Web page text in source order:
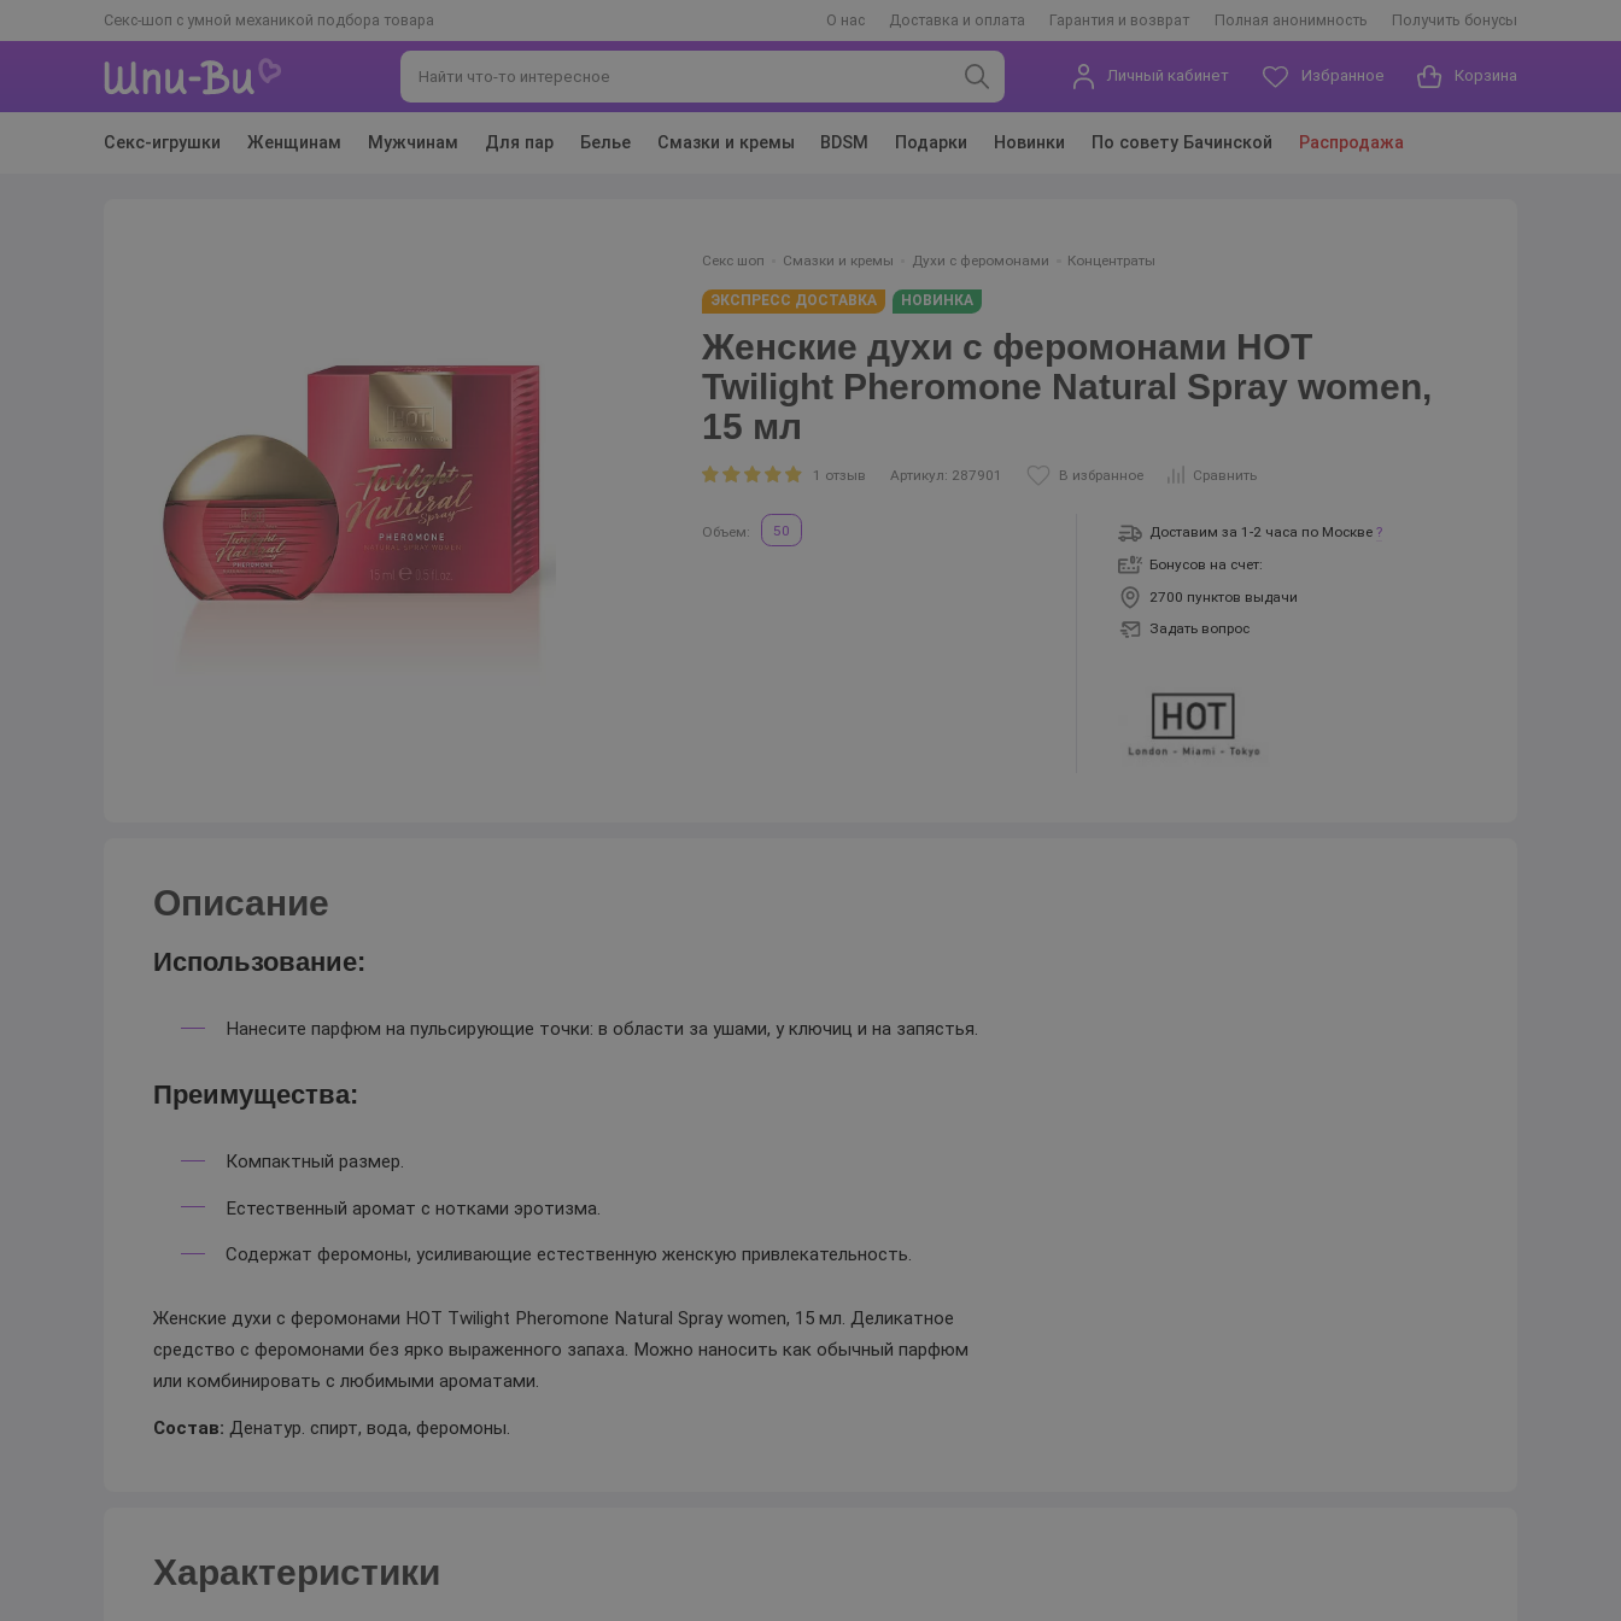
Секс-шоп с умной механикой подбора товара О нас Доставка и оплата Гарантия и возврат Полная анонимность Получить бонусы
Личный кабинет Избранное Корзина
Секс-игрушки Женщинам Мужчинам Для пар Белье Смазки и кремы BDSM Подарки Новинки По совету Бачинской Распродажа
Секс шоп Смазки и кремы Духи с феромонами Концентраты
ЭКСПРЕСС ДОСТАВКА НОВИНКА
Женские духи с феромонами HOT
Twilight Pheromone Natural Spray women,
15 мл
1 отзыв Артикул: 287901 В избранное Сравнить
Объем: 50 Доставим за 1-2 часа по Москве?
Бонусов на счет:
2700 пунктов выдачи
Задать вопрос
Описание
Использование:
Нанесите парфюм на пульсирующие точки: в области за ушами, у ключиц и на запястья.
Преимущества:
Компактный размер.
Естественный аромат с нотками эротизма.
Содержат феромоны, усиливающие естественную женскую привлекательность.
Женские духи с феромонами HOT Twilight Pheromone Natural Spray women, 15 мл. Деликатное
средство с феромонами без ярко выраженного запаха. Можно наносить как обычный парфюм
или комбинировать с любимыми ароматами.
Состав: Денатур. cпирт, вода, феромоны.
Характеристики